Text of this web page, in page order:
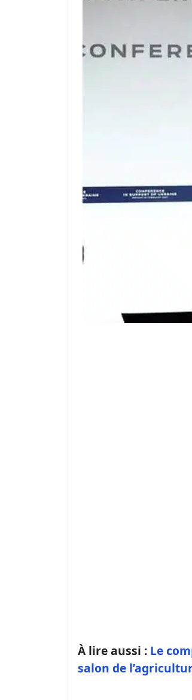
À lire aussi : Le
salon de